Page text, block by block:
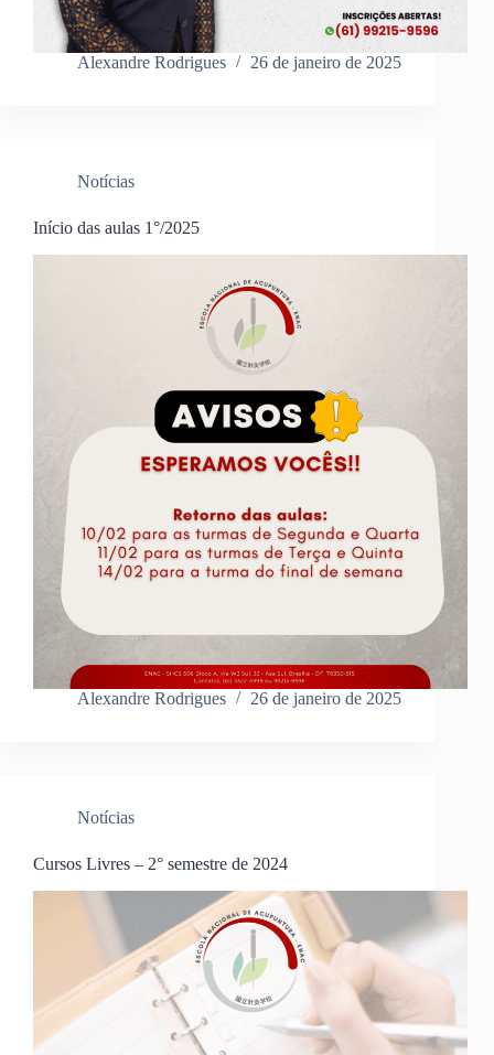
Alexandre Rodrigues 26 de janeiro de 2025
Notícias
Início das aulas 1°/2025
Alexandre Rodrigues 26 de janeiro de 2025
Notícias
Cursos Livres – 2° semestre de 2024